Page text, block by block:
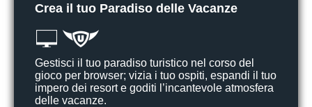
Crea il tuo Paradiso delle Vacanze
Gestisci il tuo paradiso turistico nel corso del
gioco per browser; vizia i tuo ospiti, espandi il tuo
impero dei resort e goditi l’incantevole atmosfera
delle vacanze.